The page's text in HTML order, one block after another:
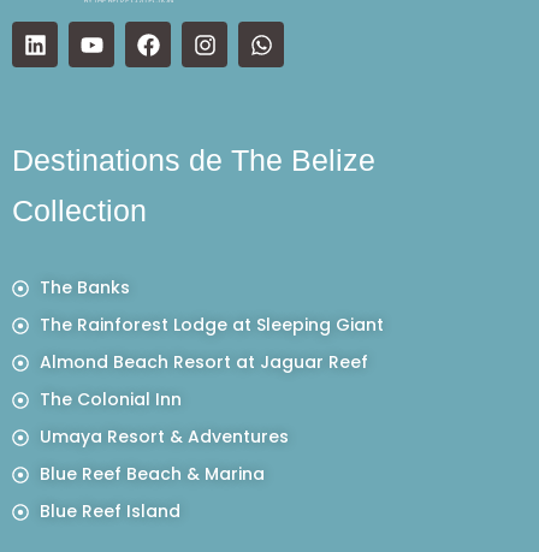
Destinations de The Belize
Collection
The Banks
The Rainforest Lodge at Sleeping Giant
Almond Beach Resort at Jaguar Reef
The Colonial Inn
Umaya Resort & Adventures
Blue Reef Beach & Marina
Blue Reef Island